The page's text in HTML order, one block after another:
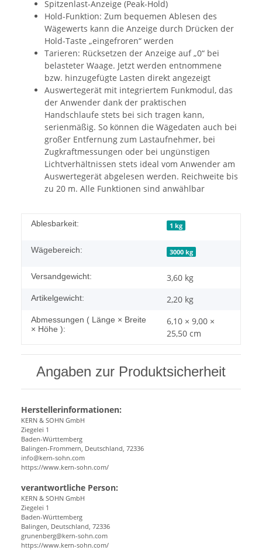
Spitzenlast-Anzeige (Peak-Hold)
Hold-Funktion: Zum bequemen Ablesen des
Wägewerts kann die Anzeige durch Drücken der
Hold-Taste „eingefroren“ werden
Tarieren: Rücksetzen der Anzeige auf „0“ bei
belasteter Waage. Jetzt werden entnommene
bzw. hinzugefügte Lasten direkt angezeigt
Auswertegerät mit integriertem Funkmodul, das
der Anwender dank der praktischen
Handschlaufe stets bei sich tragen kann,
serienmäßig. So können die Wägedaten auch bei
großer Entfernung zum Lastaufnehmer, bei
Zugkraftmessungen oder bei ungünstigen
Lichtverhältnissen stets ideal vom Anwender am
Auswertegerät abgelesen werden. Reichweite bis
zu 20 m. Alle Funktionen sind anwählbar
Ablesbarkeit: 1 kg
Wägebereich: 3000 kg
Versandgewicht: 3,60 kg
Artikelgewicht: 2,20 kg
Abmessungen ( Länge × Breite
× Höhe ):
6,10 × 9,00 ×
25,50 cm
Angaben zur Produktsicherheit
Herstellerinformationen:
KERN & SOHN GmbH
Ziegelei 1
Baden-Württemberg
Balingen-Frommern, Deutschland, 72336
info@kern-sohn.com
https://www.kern-sohn.com/
verantwortliche Person:
KERN & SOHN GmbH
Ziegelei 1
Baden-Württemberg
Balingen, Deutschland, 72336
grunenberg@kern-sohn.com
https://www.kern-sohn.com/